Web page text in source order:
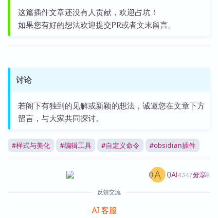
这篇插件文章还没有人贡献，欢迎占坑！
如果您有好的想法欢迎提交PR或者文末留言。
讨论
若阁下有独到的见解或新颖的想法，诚邀您在文章下方
留言，与大家共同探讨。
#样式与美化 #编辑工具 #自定义命令 #obsidian插件
AI4347篇文章
0 0 分享
反馈交流
AI 客服